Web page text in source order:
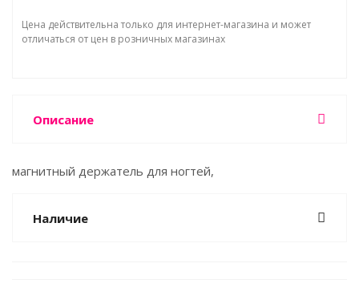
Цена действительна только для интернет-магазина и может
отличаться от цен в розничных магазинах
Описание
магнитный держатель для ногтей,
Наличие